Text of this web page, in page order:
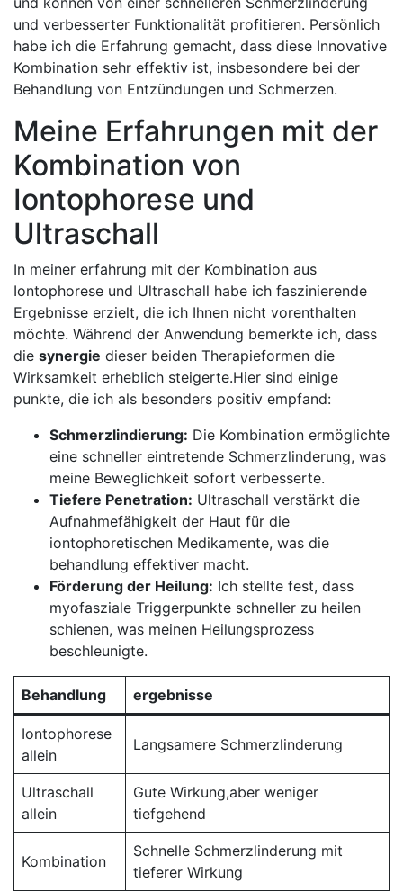
⁢und‍ verbesserter Funktionalität profitieren. Persönlich
habe ich die Erfahrung gemacht, dass diese Innovative
Kombination‌ sehr⁣ effektiv ist, insbesondere ⁣bei der
Behandlung von⁢ Entzündungen‌ und ​Schmerzen.
Meine⁤ Erfahrungen mit der
⁢Kombination von
Iontophorese ⁣und
Ultraschall
In meiner erfahrung⁤ mit der Kombination aus
Iontophorese und Ultraschall habe ⁣ich‌ faszinierende
Ergebnisse ‍erzielt, die ich⁣ Ihnen nicht vorenthalten​
möchte. Während⁢ der Anwendung ⁣bemerkte ich, dass
die synergie dieser beiden Therapieformen die
Wirksamkeit erheblich steigerte.Hier sind⁢ einige​
punkte, ​die⁢ ich als besonders ‌positiv empfand:
Schmerzlindierung: ⁢Die Kombination ‌ermöglichte
eine schneller eintretende Schmerzlinderung,⁢ was​
meine Beweglichkeit sofort verbesserte.
Tiefere Penetration: ‌Ultraschall verstärkt die
Aufnahmefähigkeit‌ der⁣ Haut für die
iontophoretischen Medikamente, ⁣was die
behandlung effektiver macht.
Förderung der ‌Heilung: Ich stellte fest, dass
myofasziale Triggerpunkte schneller zu heilen
schienen, was meinen Heilungsprozess
⁤beschleunigte.
Behandlung ergebnisse
Iontophorese
allein
Langsamere Schmerzlinderung
Ultraschall
allein
Gute Wirkung,aber weniger
tiefgehend
Kombination
Schnelle⁢ Schmerzlinderung ‌mit
tieferer ​Wirkung